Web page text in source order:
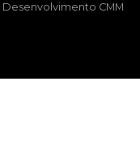
Desenvolvimento CMM